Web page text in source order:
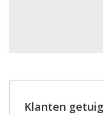
Klanten